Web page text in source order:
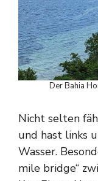
Der Bahia
Nicht selten
und hast links
Wasser.
mile bridge“